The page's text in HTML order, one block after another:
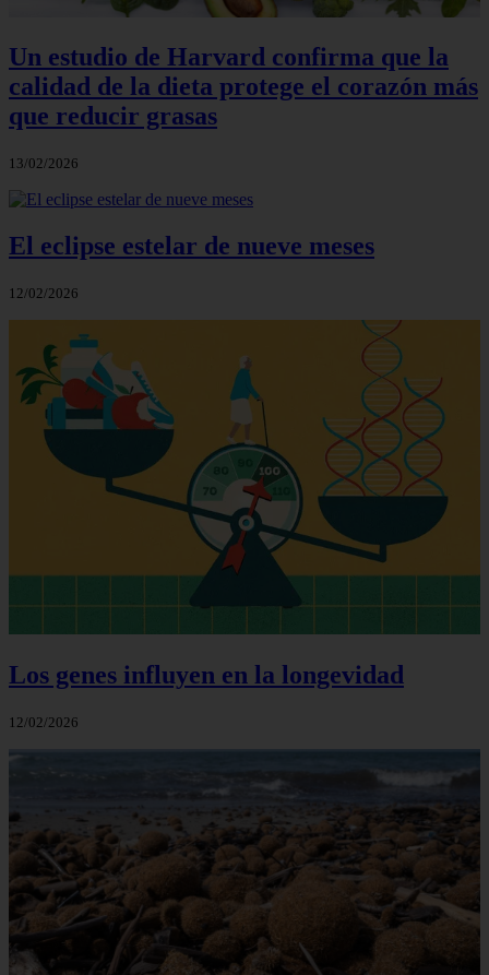
Un estudio de Harvard confirma que la
calidad de la dieta protege el corazón más
que reducir grasas
13/02/2026
El eclipse estelar de nueve meses
12/02/2026
Los genes influyen en la longevidad
12/02/2026